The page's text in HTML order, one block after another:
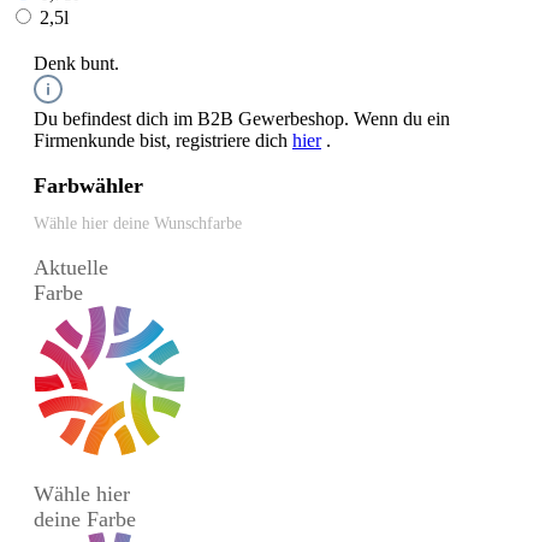
2,5l
Denk bunt.
Du befindest dich im B2B Gewerbeshop. Wenn du ein
Firmenkunde bist, registriere dich hier.
Farbwähler
Wähle hier deine Wunschfarbe
Aktuelle
Farbe
Wähle hier
deine Farbe